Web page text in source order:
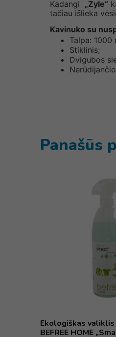
Kadangi „Zyle“
tačiau išlieka
Kavinuko su
Talpa: 1000
Stiklinis;
Dvigubos
Panašūs
Ekologiškas
BEFREE HOME